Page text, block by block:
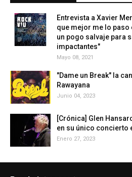
Entrevista a Xavier
que mejor me lo
un pogo salvaje para
impactantes"
Mayo 08, 2021
"Dame un Break" la
Rawayana
Junio 04, 2023
[Crónica] Glen
en su único concierto
Enero 27, 2023